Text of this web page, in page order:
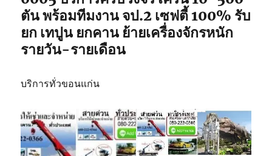
ตัน พร้อมทีมงาน จป.2 เซฟตี้ 100% รับ
ยก เทปูน ยกคาน ย้ายเครื่องจักรหนัก
รายวัน-รายเดือน
บริการทั่วขอนแก่น